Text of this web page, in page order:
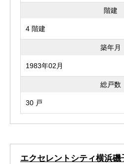
階建
4 階建
築年月
1983年02月
総戸数
30 戸
エクセレントシティ横浜磯